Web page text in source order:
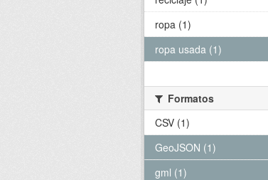
ropa (1)
ropa usada (1)
Formatos
CSV (1)
GeoJSON (1)
gml (1)